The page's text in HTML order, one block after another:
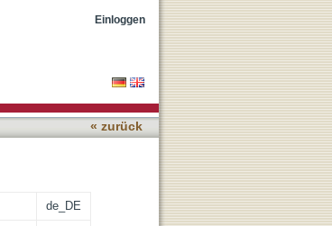
Einloggen
« zurück
de_DE